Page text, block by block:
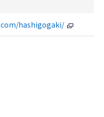
hashigogaki/